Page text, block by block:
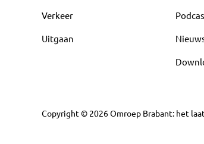
Verkeer
Uitgaan
Copyright © 2026Omroep Brabant: het